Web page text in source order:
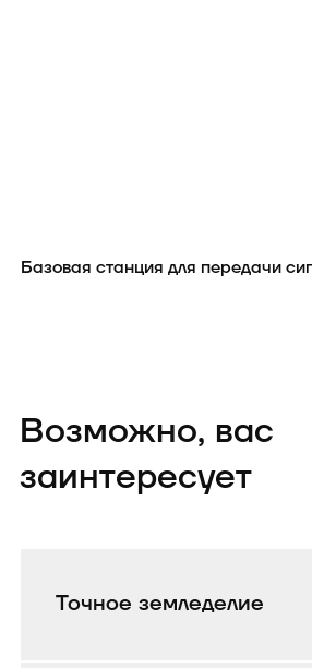
Базовая станция для передачи
Возможно, вас
заинтересует
Точное земледелие